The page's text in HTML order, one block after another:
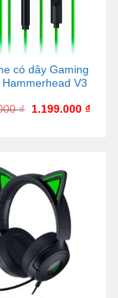
có dây Gaming
Hammerhead V3
₫ 1.199.000 ₫